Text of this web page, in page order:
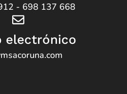
- 698 137 668
electrónico